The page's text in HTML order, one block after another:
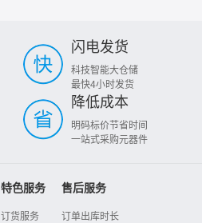
闪电发货
科技智能大仓储
最快4小时发货
降低成本
明码标价节省时间
一站式采购元器件
特色服务
订货服务
售后服务
订单出库时长